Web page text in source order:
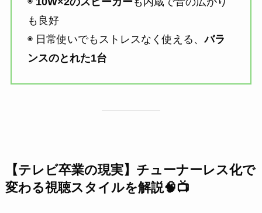
も良好
◉ 日常使いでもストレスなく使える、バラ
ンスのとれた1台
【テレビ卒業の現実】チューナーレス化で
変わる視聴スタイルを解説🧠📺